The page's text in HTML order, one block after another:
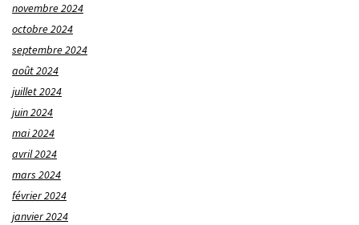
novembre 2024
octobre 2024
septembre 2024
août 2024
juillet 2024
juin 2024
mai 2024
avril 2024
mars 2024
février 2024
janvier 2024